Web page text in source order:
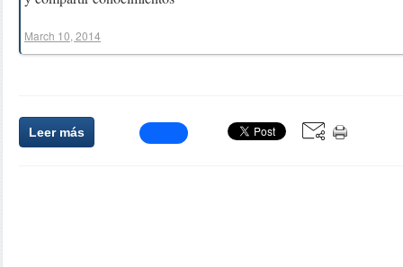
March 10, 2014
Leer más